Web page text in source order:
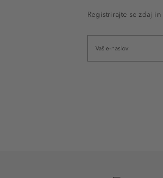
Registrirajte se zdaj